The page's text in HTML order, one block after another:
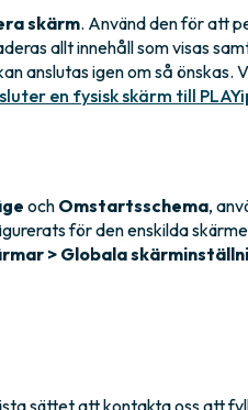
skärm. Använd den för att
allt innehåll som visas
anslutas igen om så önskas.
en fysisk skärm till
och Omstartsschema,
för den enskilda
> Globala
sättet att kontakta oss att